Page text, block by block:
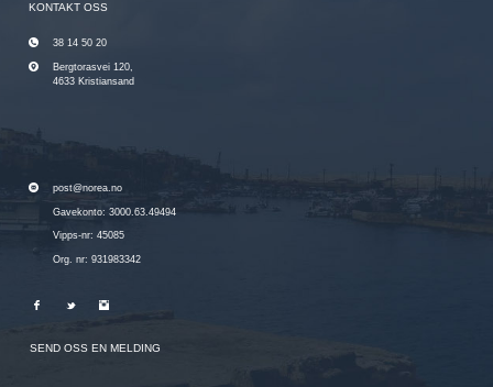
KONTAKT OSS
38 14 50 20
Bergtorasvei 120,
4633 Kristiansand
post@norea.no
Gavekonto: 3000.63.49494
Vipps-nr: 45085
Org. nr: 931983342
SEND OSS EN MELDING